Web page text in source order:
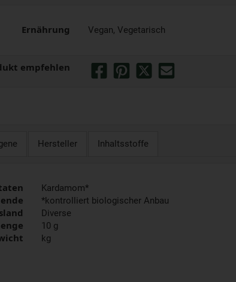
Ernährung Vegan, Vegetarisch
empfehlen
Hersteller Inhaltsstoffe
Kardamom*
*kontrolliert biologischer Anbau
Diverse
10 g
kg